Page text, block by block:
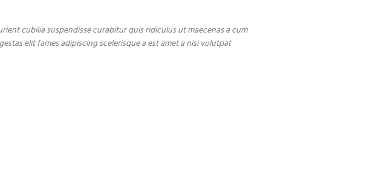
cubilia suspendisse curabitur quis ridiculus ut maecenas a cum
elit fames adipiscing scelerisque a est amet a nisi volutpat